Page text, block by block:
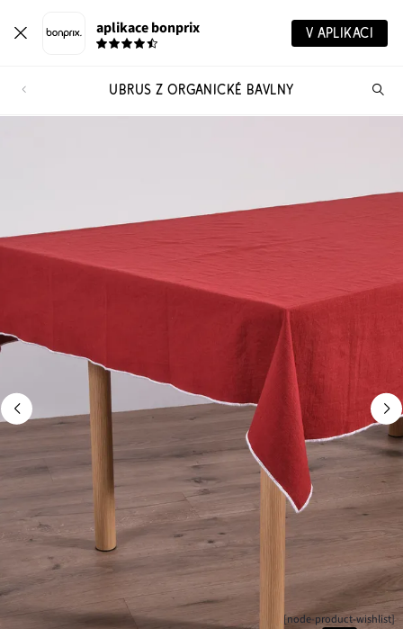
aplikace bonprix V APLIKACI
UBRUS Z ORGANICKÉ BAVLNY
[node-product-wishlist]